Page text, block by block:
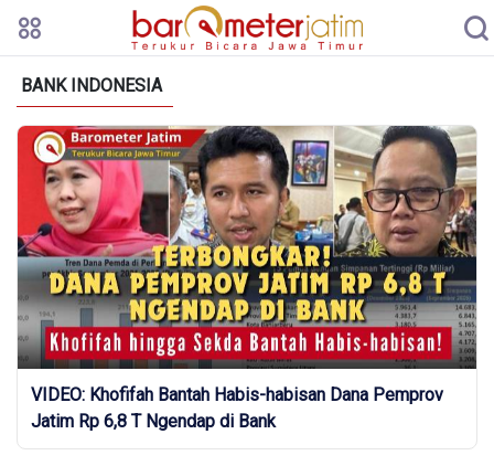
BANK INDONESIA
VIDEO: Khofifah Bantah Habis-habisan Dana Pemprov
Jatim Rp 6,8 T Ngendap di Bank